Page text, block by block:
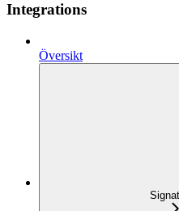
Integrations
Översikt